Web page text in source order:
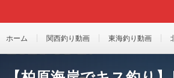
ホーム 関西釣り動画 東海釣り動画